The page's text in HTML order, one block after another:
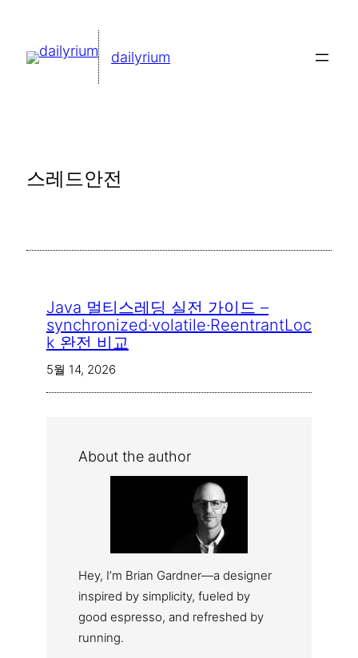
dailyrium
스레드안전
Java 멀티스레딩 실전 가이드 –
synchronized·volatile·ReentrantLoc
k 완전 비교
5월 14, 2026
About the author
Hey, I’m Brian Gardner—a designer
inspired by simplicity, fueled by
good espresso, and refreshed by
running.